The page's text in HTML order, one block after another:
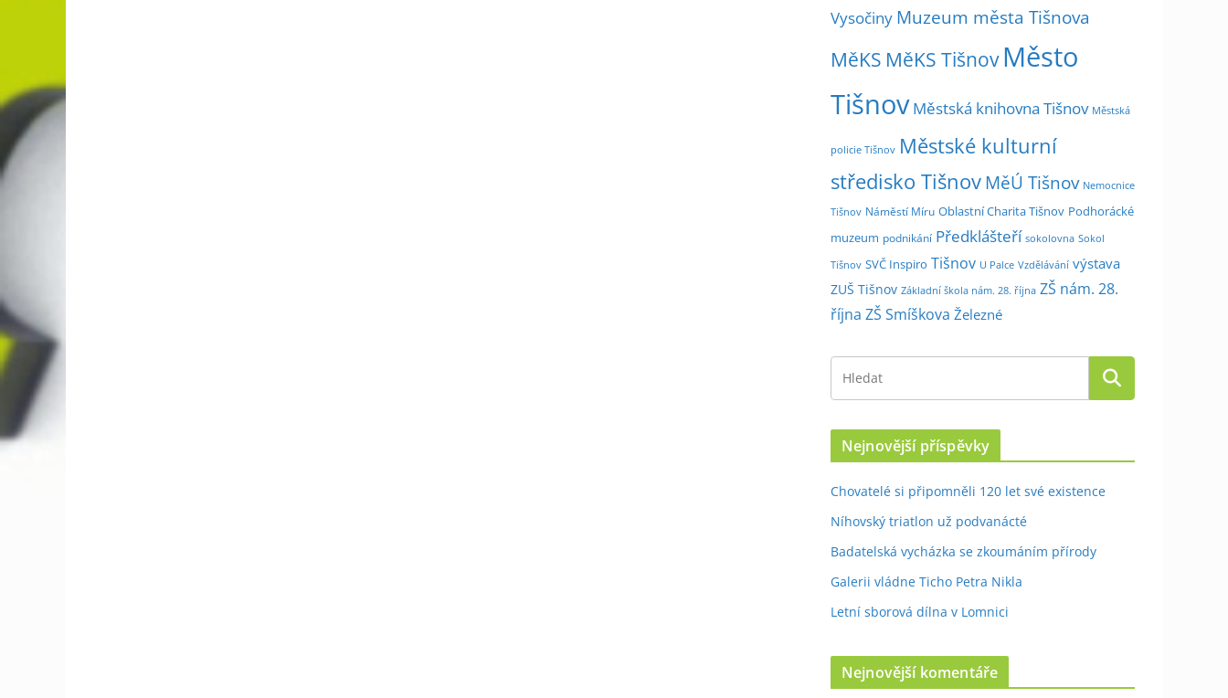
c
Vysočiny Muzeum města Tišnova
MěKS MěKS Tišnov Město
Tišnov Městská knihovna Tišnov Městská
policie Tišnov Městské kulturní
středisko Tišnov MěÚ Tišnov Nemocnice
Tišnov Náměstí Míru Oblastní Charita Tišnov Podhorácké
muzeum podnikání Předklášteří sokolovna Sokol
Tišnov SVČ Inspiro Tišnov U Palce Vzdělávání výstava
ZUŠ Tišnov Základní škola nám. 28. října ZŠ nám. 28.
října ZŠ Smíškova Železné
Nejnovější příspěvky
Chovatelé si připomněli 120 let své existence
Níhovský triatlon už podvanácté
Badatelská vycházka se zkoumáním přírody
Galerii vládne Ticho Petra Nikla
Letní sborová dílna v Lomnici
Nejnovější komentáře